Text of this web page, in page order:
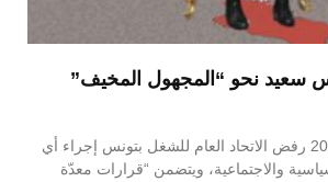
سعيد نحو “المجهول المخيف”
مدار: 07 أيار/ مايو 2022 رفض الاتحاد العام للشغل بتونس إجراء أي
والاجتماعية، ويتضمن “قرارات معدّة